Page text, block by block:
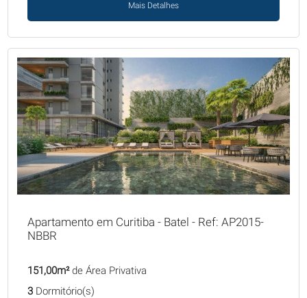
Mais Detalhes
Apartamento em Curitiba - Batel - Ref: AP2015-
NBBR
151,00m²de Área Privativa
3Dormitório(s)